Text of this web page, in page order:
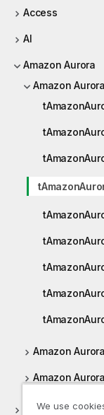
Access
AI
Amazon Aurora
Amazon
Amazon
Amazon
Amazon
We use